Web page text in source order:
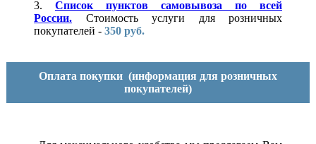
3. Список пунктов самовывоза по всей
России.
Стоимость услуги для розничных
покупателей - 350 руб.
Оплата покупки (информация для розничных
покупателей)